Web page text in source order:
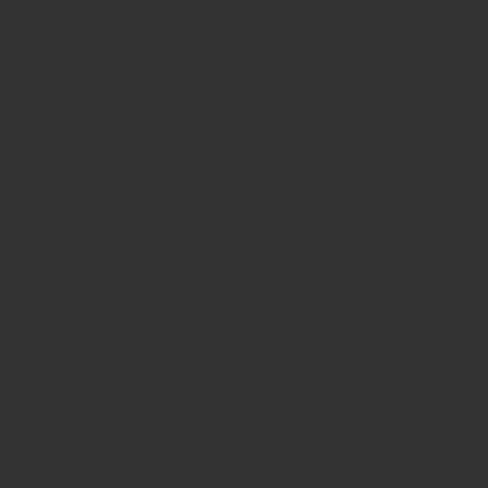
12.4. A vidékfejlesztés értelmezése és jelentősége: